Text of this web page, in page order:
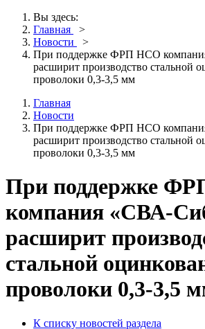
Вы здесь:
Главная
>
Новости
>
При поддержке ФРП НСО
расширит производство стальной
проволоки 0,3-3,5 мм
Главная
Новости
При поддержке ФРП НСО
расширит производство стальной
проволоки 0,3-3,5 мм
При поддержке
компания «СВА-
расширит
стальной
проволоки 0,3-3,5
К списку новостей раздела